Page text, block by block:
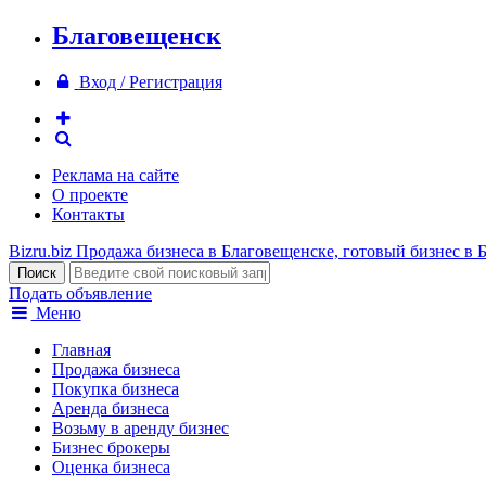
Благовещенск
Вход / Регистрация
Реклама на сайте
О проекте
Контакты
Bizru.biz Продажа бизнеса в Благовещенске, готовый бизнес в
Подать объявление
Меню
Главная
Продажа бизнеса
Покупка бизнеса
Аренда бизнеса
Возьму в аренду бизнес
Бизнес брокеры
Оценка бизнеса